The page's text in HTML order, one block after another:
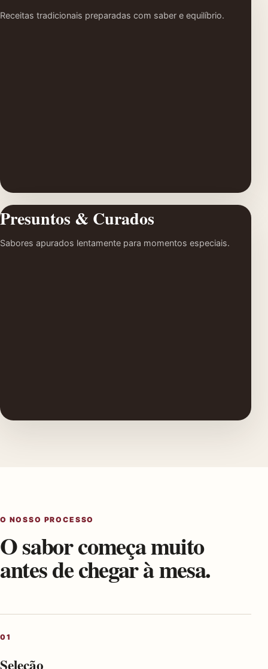
Receitas tradicionais preparadas com saber e equilíbrio.
Presuntos & Curados
Sabores apurados lentamente para momentos especiais.
O NOSSO PROCESSO
O sabor começa muito
antes de chegar à mesa.
Seleção